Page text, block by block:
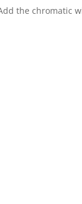
the chromatic